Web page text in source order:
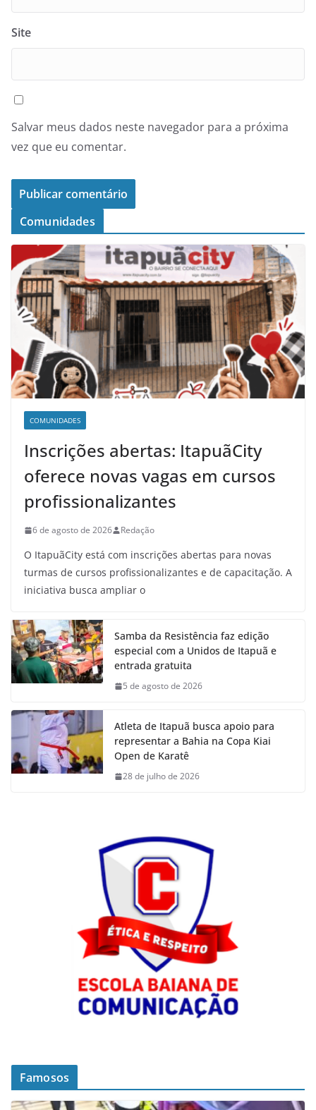
Site
Salvar meus dados neste navegador para a próxima
vez que eu comentar.
Comunidades
COMUNIDADES
Inscrições abertas: ItapuãCity
oferece novas vagas em cursos
profissionalizantes
6 de agosto de 2026 Redação
O ItapuãCity está com inscrições abertas para novas
turmas de cursos profissionalizantes e de capacitação. A
iniciativa busca ampliar o
Samba da Resistência faz edição
especial com a Unidos de Itapuã e
entrada gratuita
5 de agosto de 2026
Atleta de Itapuã busca apoio para
representar a Bahia na Copa Kiai
Open de Karatê
28 de julho de 2026
Famosos